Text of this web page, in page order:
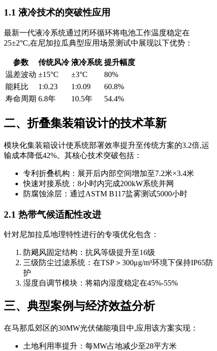
1.1 液冷技术的突破性应用
最新一代液冷系统通过闭环循环将电池工作温度稳定在
25±2°C,在尼加拉瓜典型应用场景测试中展现以下优势：
参数 传统风冷 液冷系统 提升幅度
温差波动 ±15°C ±3°C
80%
能耗比
1:0.23 1:0.09
60.8%
寿命周期 6.8年 10.5年 54.4%
二、折叠集装箱设计的技术革新
模块化集装箱设计使系统部署效率提升至传统方案的3.2倍,运
输成本降低42%。其核心技术突破包括：
专利折叠机构：展开后内部空间增加至7.2米×3.4米
快速对接系统：8小时内完成200kW系统并网
防腐蚀涂层：通过ASTM B117盐雾测试5000小时
2.1 热带气候适配性改进
针对尼加拉瓜地理特性进行的专项优化包含：
防飓风固定结构：抗风等级提升至16级
三级防尘过滤系统：在TSP＞300μg/m³环境下保持IP65防
护
湿度自调节模块：将箱内湿度稳定在45%-55%
三、典型案例与经济效益分析
在马那瓜郊区的30MW光伏储能项目中,应用该方案实现：
土地利用率提升：每MW占地减少至28平方米